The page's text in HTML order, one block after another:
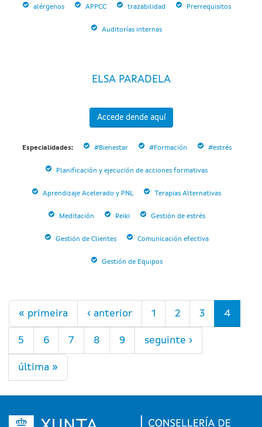
alérgenos APPCC trazabilidad Prerrequisitos
Auditorías internas
ELSA PARADELA
Accede dende aquí
Especialidades: #Bienestar #Formación #estrés
Planificación y ejecución de acciones formativas
Aprendizaje Acelerado y PNL Terapias Alternativas
Meditación Reiki Gestión de estrés
Gestión de Clientes Comunicación efectiva
Gestión de Equipos
Páxinas
« primeira ‹ anterior 1 2 3 4
5 6 7 8 9 seguinte ›
última »